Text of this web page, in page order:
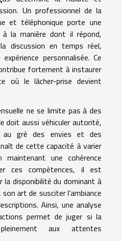
Un professionnel de la
et téléphonique porte une
la manière dont il répond,
discussion en temps réel,
personnalisée. Ce
fortement à instaurer
où le lâcher-prise devient
ne se limite pas à des
doit aussi véhiculer autorité,
au gré des envies et des
naît de cette capacité à varier
une cohérence
ces compétences, il est
la disponibilité du dominant à
art de susciter l’ambiance
Ainsi, une analyse
permet de juger si la
aux attentes